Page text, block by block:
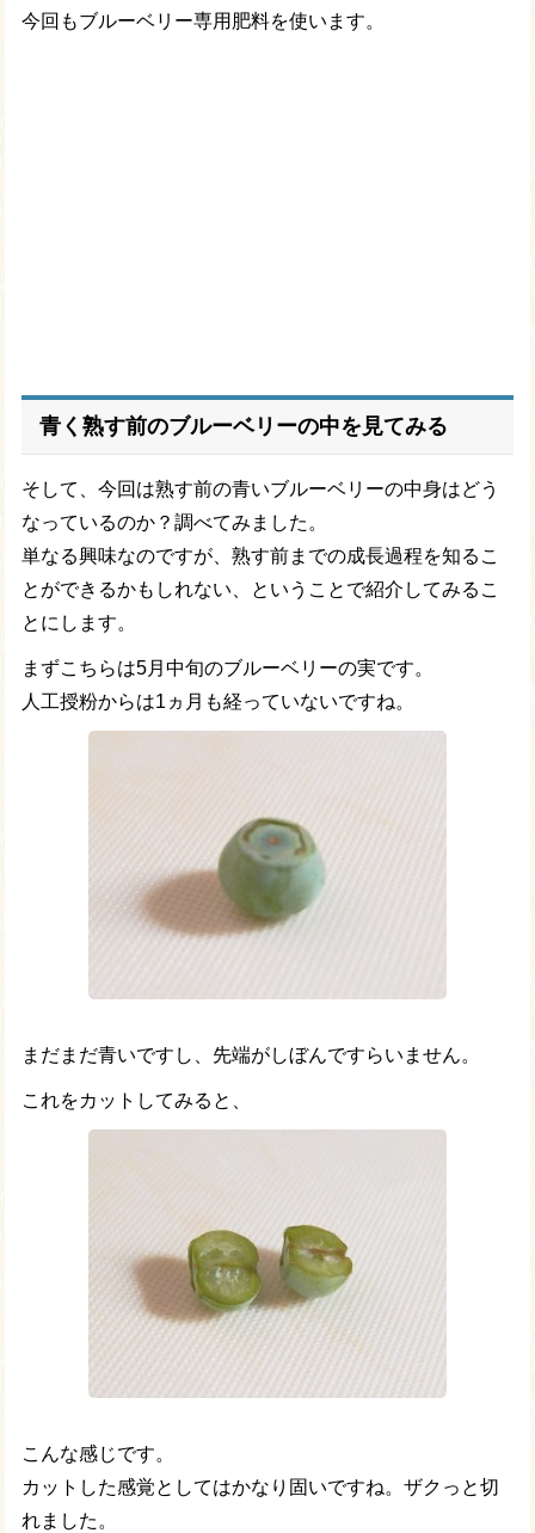
今回もブルーベリー専用肥料を使います。
青く熟す前のブルーベリーの中を見てみる
そして、今回は熟す前の青いブルーベリーの中身はどう
なっているのか？調べてみました。
単なる興味なのですが、熟す前までの成長過程を知るこ
とができるかもしれない、ということで紹介してみるこ
とにします。
まずこちらは5月中旬のブルーベリーの実です。
人工授粉からは1ヵ月も経っていないですね。
まだまだ青いですし、先端がしぼんですらいません。
これをカットしてみると、
こんな感じです。
カットした感覚としてはかなり固いですね。ザクっと切
れました。